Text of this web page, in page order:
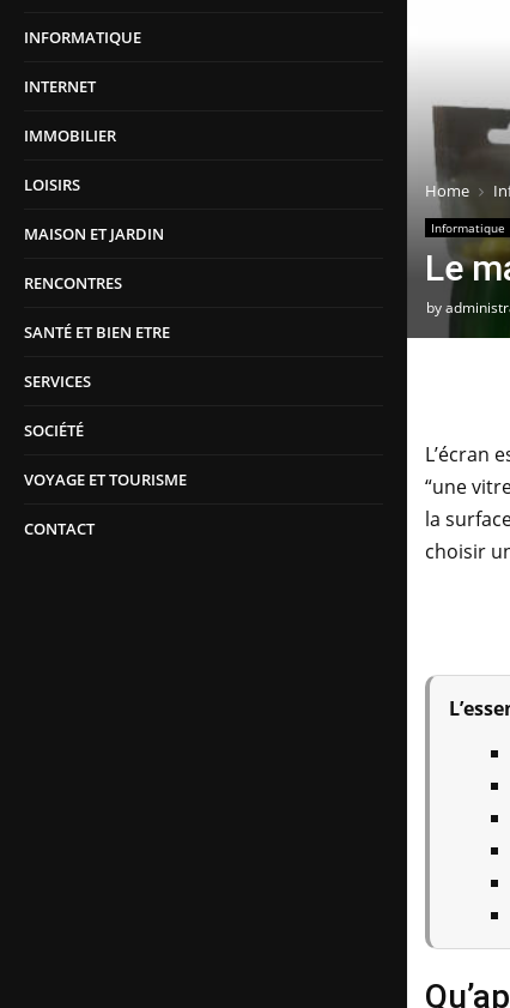
INFORMATIQUE
INTERNET
IMMOBILIER
LOISIRS
MAISON ET JARDIN
RENCONTRES
SANTÉ ET BIEN ETRE
SERVICES
SOCIÉTÉ
VOYAGE ET TOURISME
CONTACT
Home
Informatique
Le
by
L’écran
“une
la
choisir